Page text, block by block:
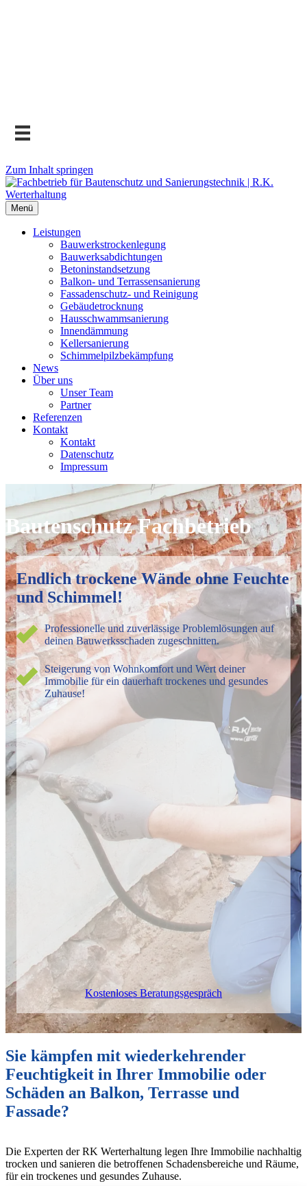
Zum Inhalt springen
Menü
Leistungen
Bauwerks­trockenlegung
Bauwerks­abdichtungen
Beton­instand­setzung
Balkon- und Terras­sen­sanierung
Fassaden­schutz- und Reinigung
Gebäude­trocknung
Haus­schwamm­sanierung
Innen­dämmung
Keller­sanierung
Schimmel­pilz­bekämpfung
News
Über uns
Unser Team
Partner
Referenzen
Kontakt
Kontakt
Datenschutz
Impressum
Bautenschutz Fachbetrieb
Endlich trockene Wände ohne Feuchte
und Schimmel!
Professionelle und zuverlässige Problemlösungen auf
deinen Bauwerksschaden zugeschnitten.
Steigerung von Wohnkomfort und Wert deiner
Immobilie für ein dauerhaft trockenes und gesundes
Zuhause!
Kostenloses Beratungsgespräch
Sie kämpfen mit wiederkehrender
Feuchtigkeit in Ihrer Immobilie oder
Schäden an Balkon, Terrasse und
Fassade?
Die Experten der RK Werterhaltung legen Ihre Immobilie nachhaltig
trocken und sanieren die betroffenen Schadensbereiche und Räume,
für ein trockenes und gesundes Zuhause.